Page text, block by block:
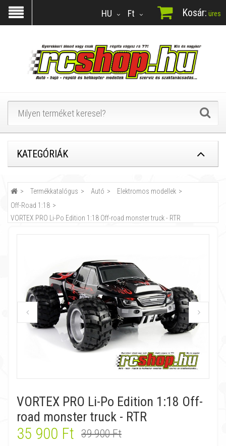
Ft
HU Kosár: üres
KATEGÓRIÁK
Termékkatalógus Autó
Elektromos modellek
Off-Road 1:18
VORTEX PRO Li-Po Edition 1:18 Off-road monster truck - RTR
VORTEX PRO Li-Po Edition 1:18 Off-
road monster truck - RTR
35 900 Ft 39 900 Ft